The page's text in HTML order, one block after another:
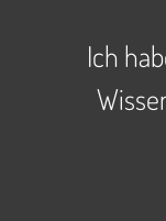
Ich